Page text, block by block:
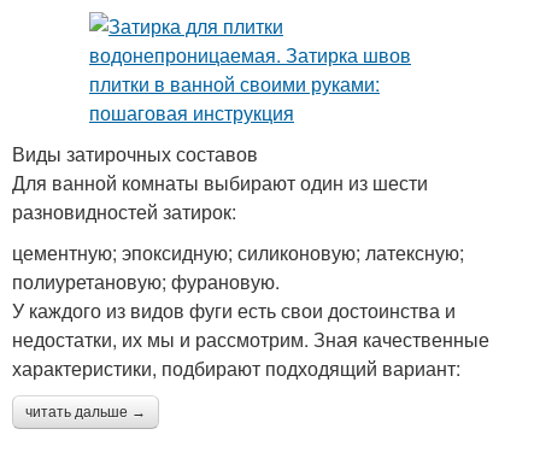
Виды затирочных составов
Для ванной комнаты выбирают один из шести
разновидностей затирок:
цементную; эпоксидную; силиконовую; латексную;
полиуретановую; фурановую.
У каждого из видов фуги есть свои достоинства и
недостатки, их мы и рассмотрим. Зная качественные
характеристики, подбирают подходящий вариант:
читать дальше →